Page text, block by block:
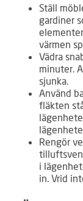
Ställ
gardiner
värmen
Vädra
minuter.
sjunka.
Använd
fläkten
Rengör
i
in. Vrid